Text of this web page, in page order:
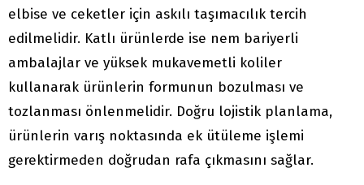
elbise ve ceketler için askılı taşımacılık tercih
edilmelidir. Katlı ürünlerde ise nem bariyerli
ambalajlar ve yüksek mukavemetli koliler
kullanarak ürünlerin formunun bozulması ve
tozlanması önlenmelidir. Doğru lojistik planlama,
ürünlerin varış noktasında ek ütüleme işlemi
gerektirmeden doğrudan rafa çıkmasını sağlar.